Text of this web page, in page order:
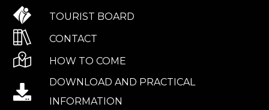
TOURIST BOARD
CONTACT
HOW TO COME
DOWNLOAD AND PRACTICAL
INFORMATION